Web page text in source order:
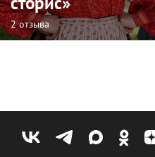
2 отзыва